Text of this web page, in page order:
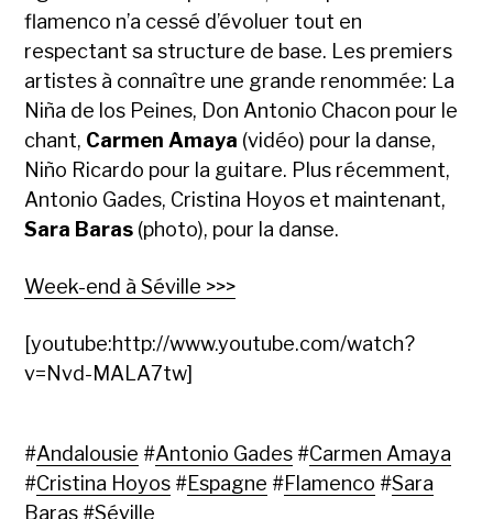
flamenco n’a cessé d’évoluer tout en
respectant sa structure de base. Les premiers
artistes à connaître une grande renommée: La
Niña de los Peines, Don Antonio Chacon pour le
chant, Carmen Amaya (vidéo) pour la danse,
Niño Ricardo pour la guitare. Plus récemment,
Antonio Gades, Cristina Hoyos et maintenant,
Sara Baras (photo), pour la danse.
Week-end à Séville >>>
[youtube:http://www.youtube.com/watch?
v=Nvd-MALA7tw]
#Andalousie #Antonio Gades #Carmen Amaya
#Cristina Hoyos #Espagne #Flamenco #Sara
Baras #Séville